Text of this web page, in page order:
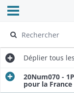
Ouvrir le menu
Déplier tous
20Num070 -
pour la France